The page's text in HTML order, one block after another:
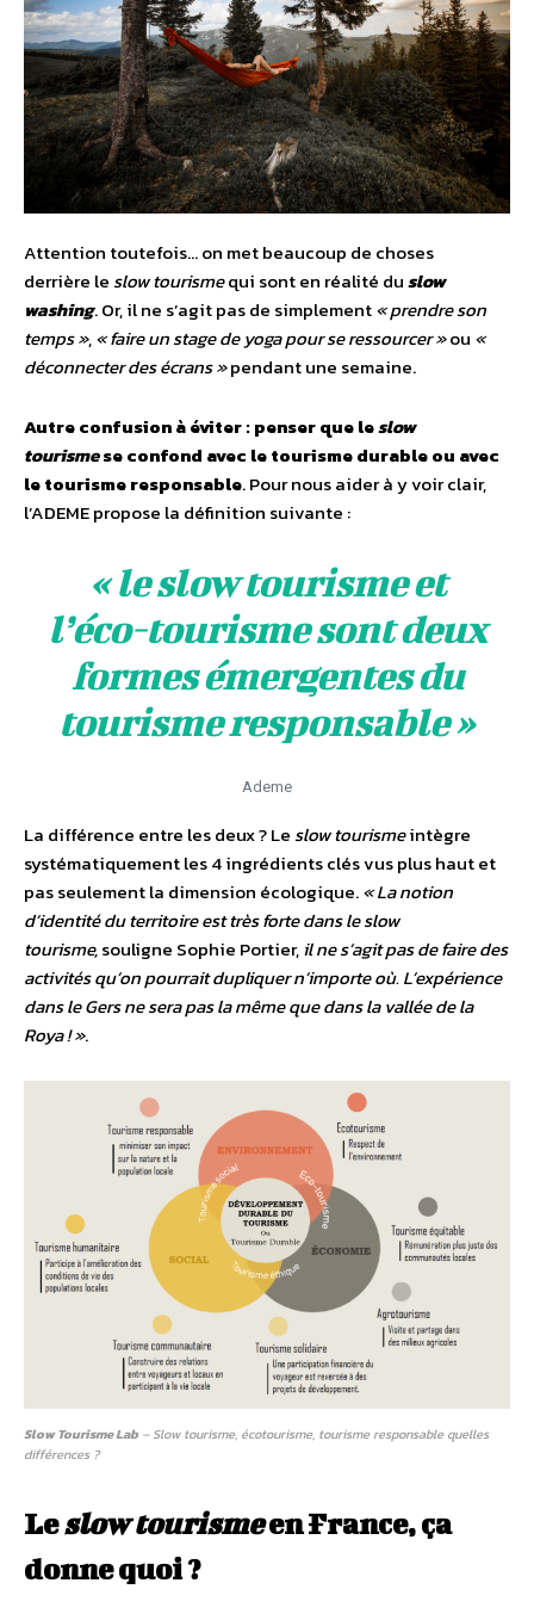
Attention toutefois… on met beaucoup de choses
derrière le slow tourismequi sont en réalité duslow
washing. Or, il ne s’agit pas de simplement« prendre son
temps »,« faire un stage de yoga pour se ressourcer »ou «
déconnecter des écrans »pendant une semaine.
Autre confusion à éviter : penser que leslow
tourismese confond avec le tourisme durable ou avec
le tourisme responsable. Pour nous aider à y voir clair,
l’ADEME propose la définition suivante :
« le slow tourisme et
l’éco-tourisme sont deux
formes émergentes du
tourisme responsable »
Ademe
La différence entre les deux ? Le slow tourismeintègre
systématiquement les 4 ingrédients clés vus plus haut et
pas seulement la dimension écologique.« La notion
d’identité du territoire est très forte dans le slow
tourisme,souligne Sophie Portier,il ne s’agit pas de faire des
activités qu’on pourrait dupliquer n’importe où. L’expérience
dans le Gers ne sera pas la même que dans la vallée de la
Roya ! ».
Slow Tourisme Lab – Slow tourisme, écotourisme, tourisme responsable quelles
différences ?
Leslowtourismeen France, ça
donne quoi ?